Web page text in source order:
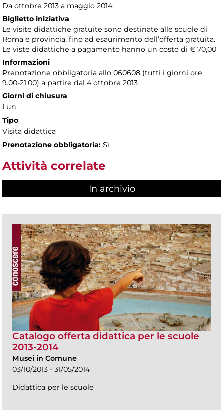
Da ottobre 2013 a maggio 2014
Biglietto iniziativa
Le visite didattiche gratuite sono destinate alle scuole di
Roma e provincia, fino ad esaurimento dell’offerta gratuita.
Le viste didattiche a pagamento hanno un costo di € 70,00
Informazioni
Prenotazione obbligatoria allo 060608 (tutti i giorni ore
9.00-21.00) a partire dal 4 ottobre 2013
Giorni di chiusura
Lun
Tipo
Visita didattica
Prenotazione obbligatoria: Sì
Attività correlate
In archivio
Catalogo offerta didattica per le scuole
2013-2014
Musei in Comune
03/10/2013 - 31/05/2014
Didattica per le scuole